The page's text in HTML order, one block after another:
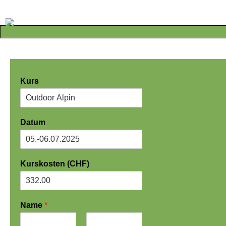
Kurs
Datum
Kurskosten (CHF)
Name *